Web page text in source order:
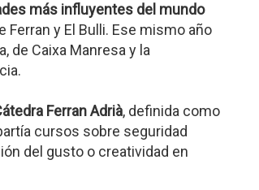
más influyentes del mundo
y El Bulli. Ese mismo año
de Caixa Manresa y la
Ferran Adrià, definida como
cursos sobre seguridad
del gusto o creatividad en